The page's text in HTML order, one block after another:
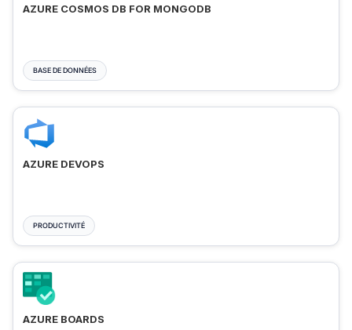
AZURE COSMOS DB FOR MONGODB
BASE DE DONNÉES
AZURE DEVOPS
PRODUCTIVITÉ
AZURE BOARDS